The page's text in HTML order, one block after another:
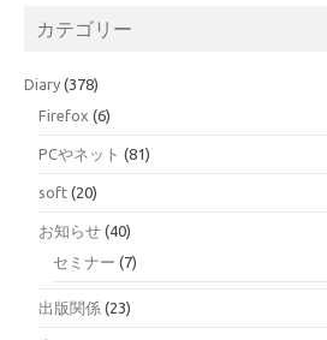
カテゴリー
Diary (378)
Firefox (6)
PCやネット (81)
soft (20)
お知らせ (40)
セミナー (7)
出版関係 (23)